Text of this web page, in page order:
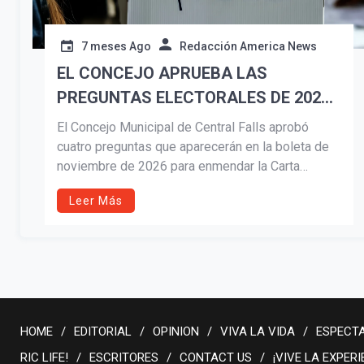
7 meses Ago Redacción America News
EL CONCEJO APRUEBA LAS
PREGUNTAS ELECTORALES DE 2026
PARA LAS ENMIENDAS A LA CARTA
CONSTITUCIONAL DE CENTRAL
FALLS
El Concejo Municipal de Central Falls aprobó
cuatro preguntas que aparecerán en la boleta de
noviembre de 2026 para enmendar la Carta
Constitucional. Las propuestas abordan límites
de mandato, vacíos legales, nombramientos de
Leer Más
HOME EDITORIAL OPINION VIVA LA VIDA
RIC LIFE!
ESCRITORES CONTACT US ¡VIVE LA